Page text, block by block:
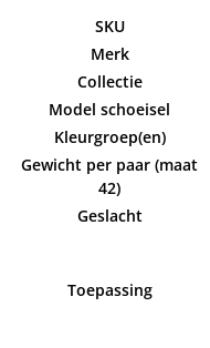
SKU
Merk
Collectie
Model schoeisel
Kleurgroep(en)
Gewicht per paar (maat
42)
Geslacht
Toepassing